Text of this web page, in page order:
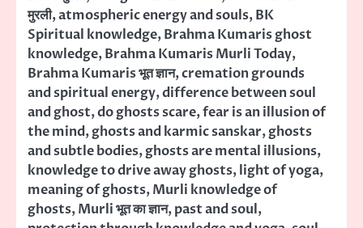
मुरली,atmospheric energy and souls,BK
Spiritual knowledge,Brahma Kumaris ghost
knowledge,Brahma Kumaris Murli Today,
Brahma Kumaris भूत ज्ञान,cremation grounds
and spiritual energy,difference between soul
and ghost,do ghosts scare,fear is an illusion of
the mind,ghosts and karmic sanskar,ghosts
and subtle bodies,ghosts are mental illusions,
knowledge to drive away ghosts,light of yoga,
meaning of ghosts,Murli knowledge of
ghosts,Murli भूत का ज्ञान,past and soul,